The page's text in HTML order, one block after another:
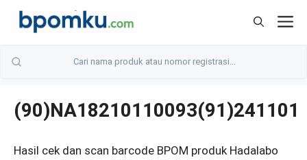
Skip
(90)NA18210110093(91)241101
Hasil cek dan scan barcode BPOM produk Hadalabo